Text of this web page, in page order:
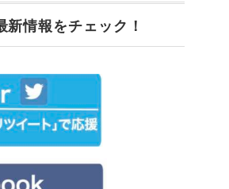
新情報をチェック！